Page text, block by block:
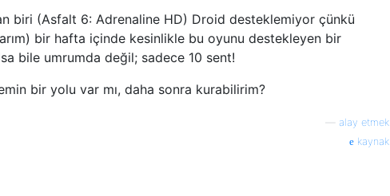
biri (Asfalt 6: Adrenaline HD) Droid desteklemiyor çünkü
bir hafta içinde kesinlikle bu oyunu destekleyen bir
bile umrumda değil; sadece 10 sent!
bir yolu var mı, daha sonra kurabilirim?
alay etmek
kaynak